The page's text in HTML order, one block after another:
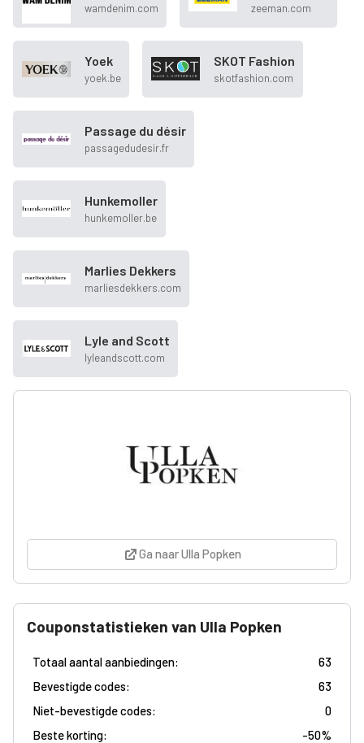
wamdenim.com zeeman.com
Yoek
yoek.be
SKOT Fashion
skotfashion.com
Passage du désir
passagedudesir.fr
Hunkemoller
hunkemoller.be
Marlies Dekkers
marliesdekkers.com
Lyle and Scott
lyleandscott.com
Ga naar Ulla Popken
Couponstatistieken van Ulla Popken
Totaal aantal aanbiedingen:
63
Bevestigde codes:
63
Niet-bevestigde codes:
0
Beste korting:
-50%